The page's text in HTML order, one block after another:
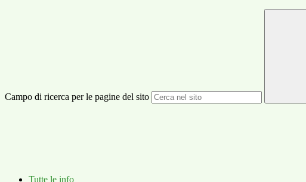
Campo di ricerca per le pagine del sito
Tutte le info